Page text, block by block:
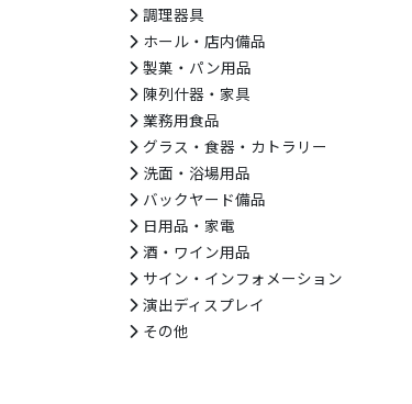
調理器具
ホール・店内備品
製菓・パン用品
陳列什器・家具
業務用食品
グラス・食器・カトラリー
洗面・浴場用品
バックヤード備品
日用品・家電
酒・ワイン用品
サイン・インフォメーション
演出ディスプレイ
その他